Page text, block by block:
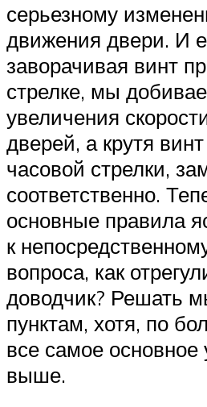
серьезному
движения двери. И
заворачивая винт
стрелке, мы
увеличения
дверей, а крутя
часовой стрелки,
соответственно.
основные правила
к
вопроса, как
доводчик? Решать
пунктам, хотя, по
все самое основное
выше.